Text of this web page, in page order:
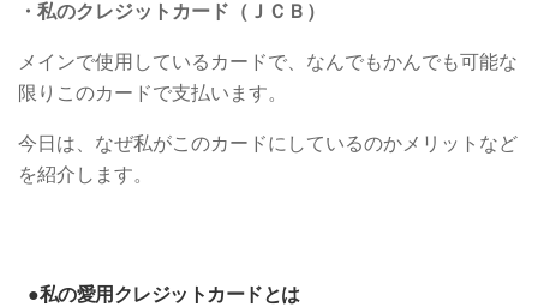
・私のクレジットカード（ＪＣＢ）
メインで使用しているカードで、なんでもかんでも可能な
限りこのカードで支払います。
今日は、なぜ私がこのカードにしているのかメリットなど
を紹介します。
●私の愛用クレジットカードとは